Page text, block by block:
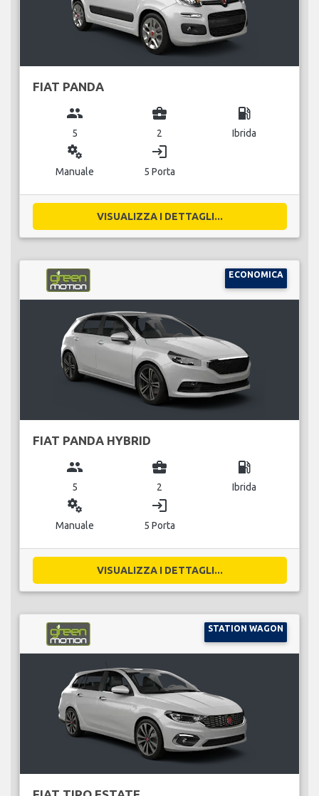
FIAT PANDA
group
5
business_center
2
local_gas_station
Ibrida
miscellaneous_services
Manuale
login
5 Porta
VISUALIZZA I DETTAGLI...
ECONOMICA
FIAT PANDA HYBRID
group
5
business_center
2
local_gas_station
Ibrida
miscellaneous_services
Manuale
login
5 Porta
VISUALIZZA I DETTAGLI...
STATION WAGON